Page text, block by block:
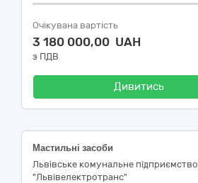
Очікувана вартість
3 180 000,00 UAH
з ПДВ
Дивитись
Мастильні засоби
Львівське комунальне підприємство
"Львівелектротранс"